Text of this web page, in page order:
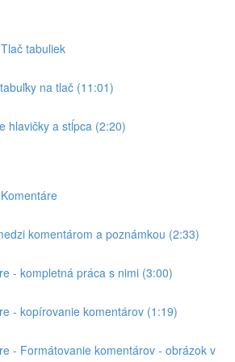
tabuliek
na tlač (11:01)
hlavičky a stĺpca (2:20)
komentárom a poznámkou (2:33)
- kompletná práca s nimi (3:00)
- kopírovanie komentárov (1:19)
- Formátovanie komentárov - obrázok v